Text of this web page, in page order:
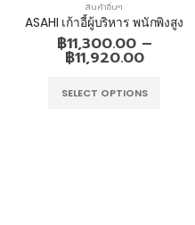
สินค้าอื่นๆ
ASAHI เก้าอี้ผู้บริหาร พนักพิงสูง
฿11,300.00 –
฿11,920.00
SELECT OPTIONS